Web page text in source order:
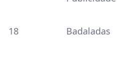
18 Badaladas